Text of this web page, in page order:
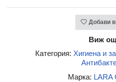
Добави
Виж
Категория: Хигиена и
Марка: LARA